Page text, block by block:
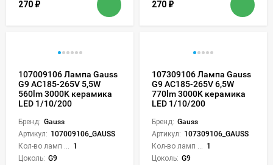
270 ₽ 270 ₽
107009106 Лампа Gauss
G9 AC185-265V 5,5W
560lm 3000K керамика
LED 1/10/200
Бренд: Gauss
Артикул: 107009106_GAUSS
1
Цоколь: G9
107309106 Лампа Gauss
G9 AC185-265V 6,5W
770lm 3000K керамика
LED 1/10/200
Бренд: Gauss
Артикул: 107309106_GAUSS
1
Цоколь: G9